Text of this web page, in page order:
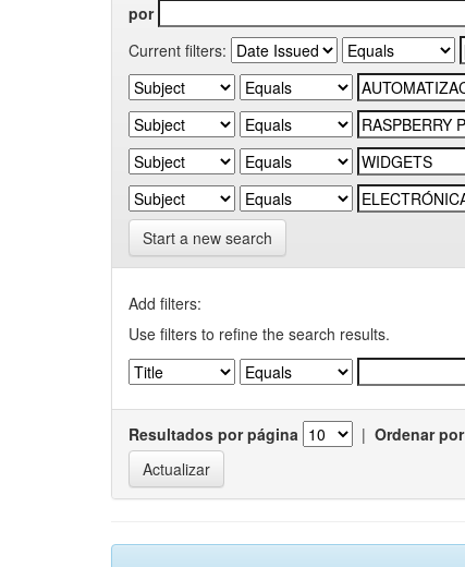
por
Current filters:
Start a new search
Add filters:
Use filters to refine the search results.
Resultados por página | Ordenar por